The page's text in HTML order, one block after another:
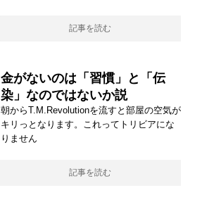
記事を読む
金がないのは「習慣」と「伝
染」なのではないか説
朝からT.M.Revolutionを流すと部屋の空気が
キリっとなります。これってトリビアにな
りません
記事を読む